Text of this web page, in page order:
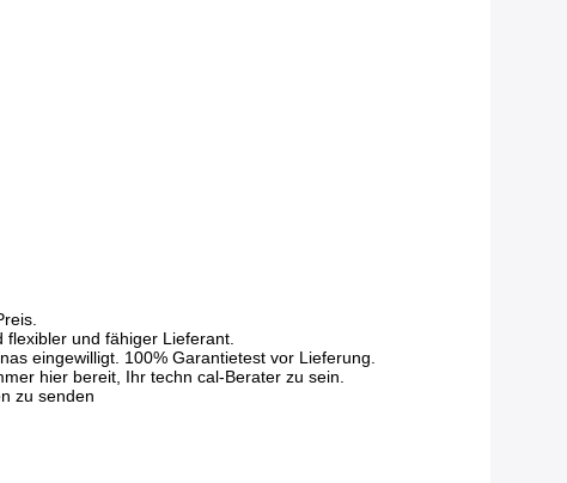
und fähiger Lieferant.
eingewilligt. 100% Garantietest vor Lieferung.
hier bereit, Ihr techn cal-Berater zu sein.
zu senden